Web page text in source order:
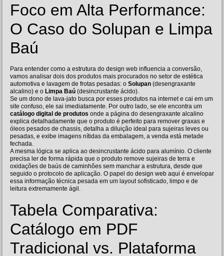
Foco em Alta Performance:
O Caso do Solupan e Limpa
Baú
Para entender como a estrutura do design web influencia a conversão,
vamos analisar dois dos produtos mais procurados no setor de estética
automotiva e lavagem de frotas pesadas: o Solupan (desengraxante
alcalino) e o Limpa Baú (desincrustante ácido).
Se um dono de lava-jato busca por esses produtos na internet e cai em um
site confuso, ele sai imediatamente. Por outro lado, se ele encontra um
catálogo digital de produtos onde a página do desengraxante alcalino
explica detalhadamente que o produto é perfeito para remover graxas e
óleos pesados de chassis, detalha a diluição ideal para sujeiras leves ou
pesadas, e exibe imagens nítidas da embalagem, a venda está metade
fechada.
A mesma lógica se aplica ao desincrustante ácido para alumínio. O cliente
precisa ler de forma rápida que o produto remove sujeiras de terra e
oxidações de baús de caminhões sem manchar a estrutura, desde que
seguido o protocolo de aplicação. O papel do design web aqui é envelopar
essa informação técnica pesada em um layout sofisticado, limpo e de
leitura extremamente ágil.
Tabela Comparativa:
Catálogo em PDF
Tradicional vs. Plataforma